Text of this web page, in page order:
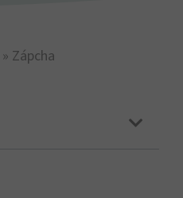
» Zápcha